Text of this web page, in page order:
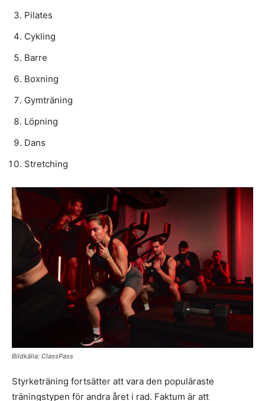
Pilates
Cykling
Barre
Boxning
Gymträning
Löpning
Dans
Stretching
Bildkälla: ClassPass
Styrketräning fortsätter att vara den populäraste
träningstypen för andra året i rad. Faktum är att